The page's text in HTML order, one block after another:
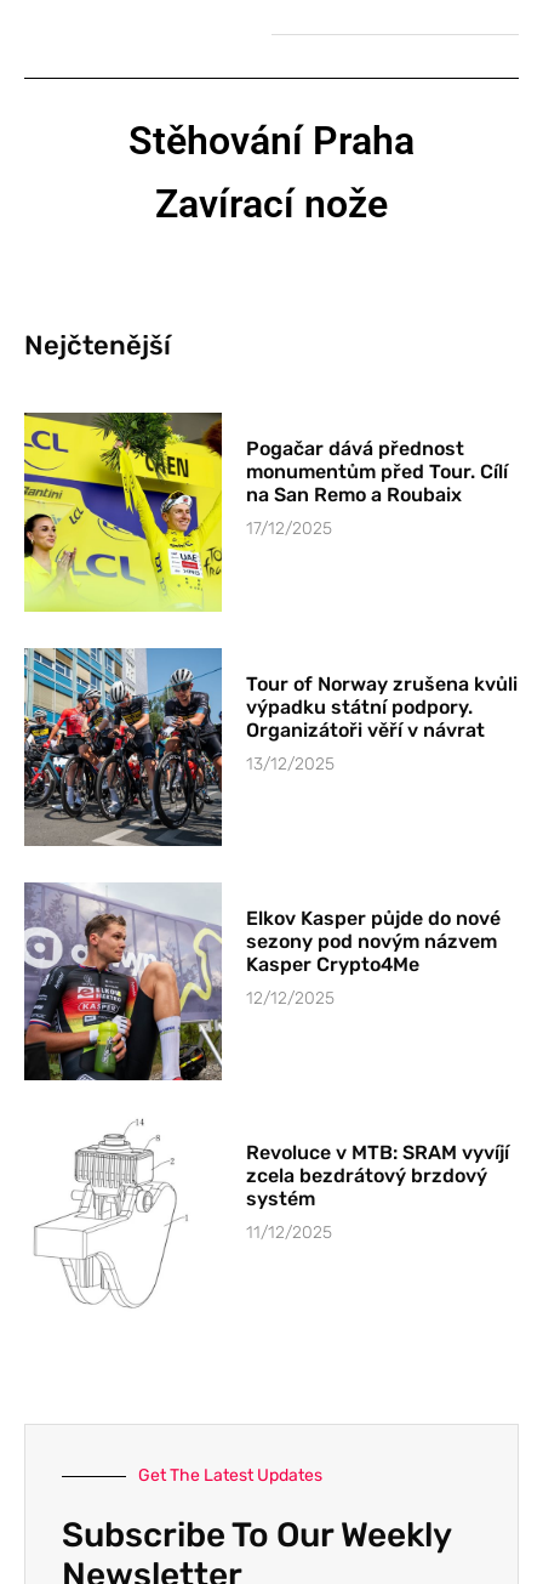
Stěhování Praha
Zavírací nože
Nejčtenější
Pogačar dává přednost
monumentům před Tour. Cílí
na San Remo a Roubaix
17/12/2025
Tour of Norway zrušena kvůli
výpadku státní podpory.
Organizátoři věří v návrat
13/12/2025
Elkov Kasper půjde do nové
sezony pod novým názvem
Kasper Crypto4Me
12/12/2025
Revoluce v MTB: SRAM vyvíjí
zcela bezdrátový brzdový
systém
11/12/2025
Get The Latest Updates
Subscribe To Our Weekly
Newsletter